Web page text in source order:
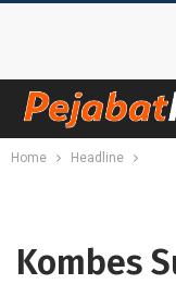
Home Headline
Kombes